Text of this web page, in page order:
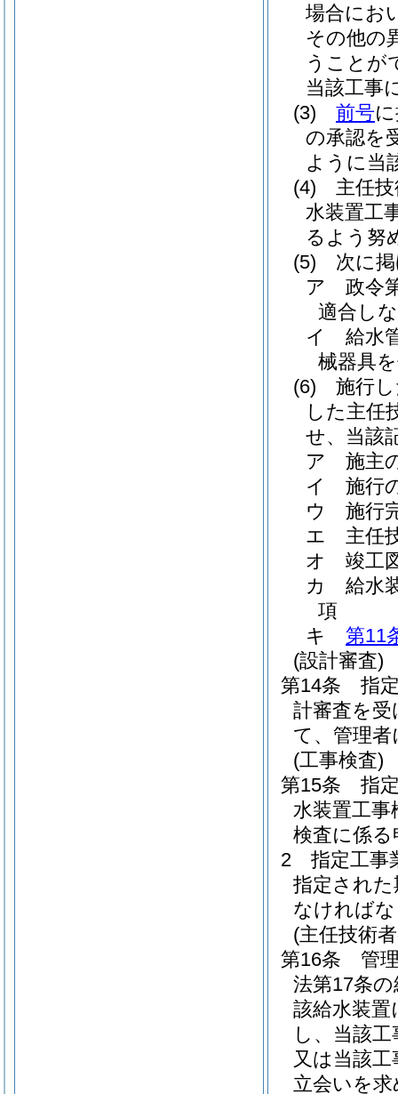
場合にお
その他の
うことが
当該工事
(3)
前号
の承認を
ように当
(4)
主任
水装置工
るよう努
(5)
次に
ア
政令
適合し
イ
給水
械器具
(6)
施行
した主任
せ、当該
ア
施主
イ
施行
ウ
施行
エ
主任
オ
竣工
カ
給水
項
キ
第11
(設計審査)
第14条
指
計審査を
て、管理
(工事検査)
第15条
指
水装置工
検査に係
2
指定工事
指定され
なければ
(主任技術
第16条
管
法第17条
該給水装置
し、当該
又は当該
立会いを